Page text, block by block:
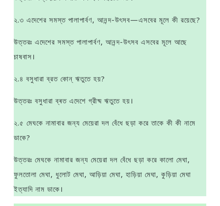
২.৩ এদেশের সমস্ত পালাপার্বণ, আনন্দ-উৎসব—এসবের মূলে কী রয়েছে?
উত্তরঃ এদেশের সমস্ত পালাপার্বণ, আনন্দ-উৎসব এসবের মূলে আছে
চাষবাস।
২.৪ বসুধারা ব্রত কোন্ ঋতুতে হয়?
উত্তরঃ বসুধারা ব্ৰত এদেশে গ্রীষ্ম ঋতুতে হয়।
২.৫ মেঘকে নামাবার জন্য মেয়েরা দল বেঁধে ছড়া করে তাকে কী কী নামে
ডাকে?
উত্তরঃ মেঘকে নামাবার জন্য মেয়েরা দল বেঁধে ছড়া করে কালাে মেঘা,
ফুলতােলা মেঘা, ধুলােট মেঘা, আড়িয়া মেঘা, হাড়িয়া মেঘা, কুড়িয়া মেঘা
ইত্যাদি নাম ডাকে।